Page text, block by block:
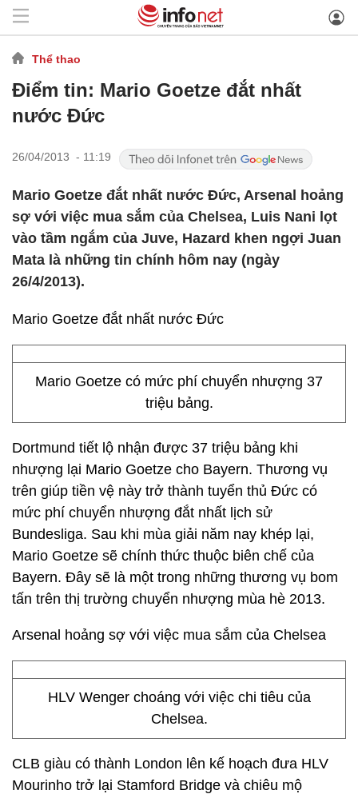
Thể thao
Điểm tin: Mario Goetze đắt nhất
nước Đức
26/04/2013 - 11:19
Mario Goetze đắt nhất nước Đức, Arsenal hoảng
sợ với việc mua sắm của Chelsea, Luis Nani lọt
vào tầm ngắm của Juve, Hazard khen ngợi Juan
Mata là những tin chính hôm nay (ngày
26/4/2013).
Mario Goetze đắt nhất nước Đức
Mario Goetze có mức phí chuyển nhượng 37
triệu bảng.
Dortmund tiết lộ nhận được 37 triệu bảng khi
nhượng lại Mario Goetze cho Bayern. Thương vụ
trên giúp tiền vệ này trở thành tuyển thủ Đức có
mức phí chuyển nhượng đắt nhất lịch sử
Bundesliga. Sau khi mùa giải năm nay khép lại,
Mario Goetze sẽ chính thức thuộc biên chế của
Bayern. Đây sẽ là một trong những thương vụ bom
tấn trên thị trường chuyển nhượng mùa hè 2013.
Arsenal hoảng sợ với việc mua sắm của Chelsea
HLV Wenger choáng với việc chi tiêu của
Chelsea.
CLB giàu có thành London lên kế hoạch đưa HLV
Mourinho trở lại Stamford Bridge và chiêu mộ